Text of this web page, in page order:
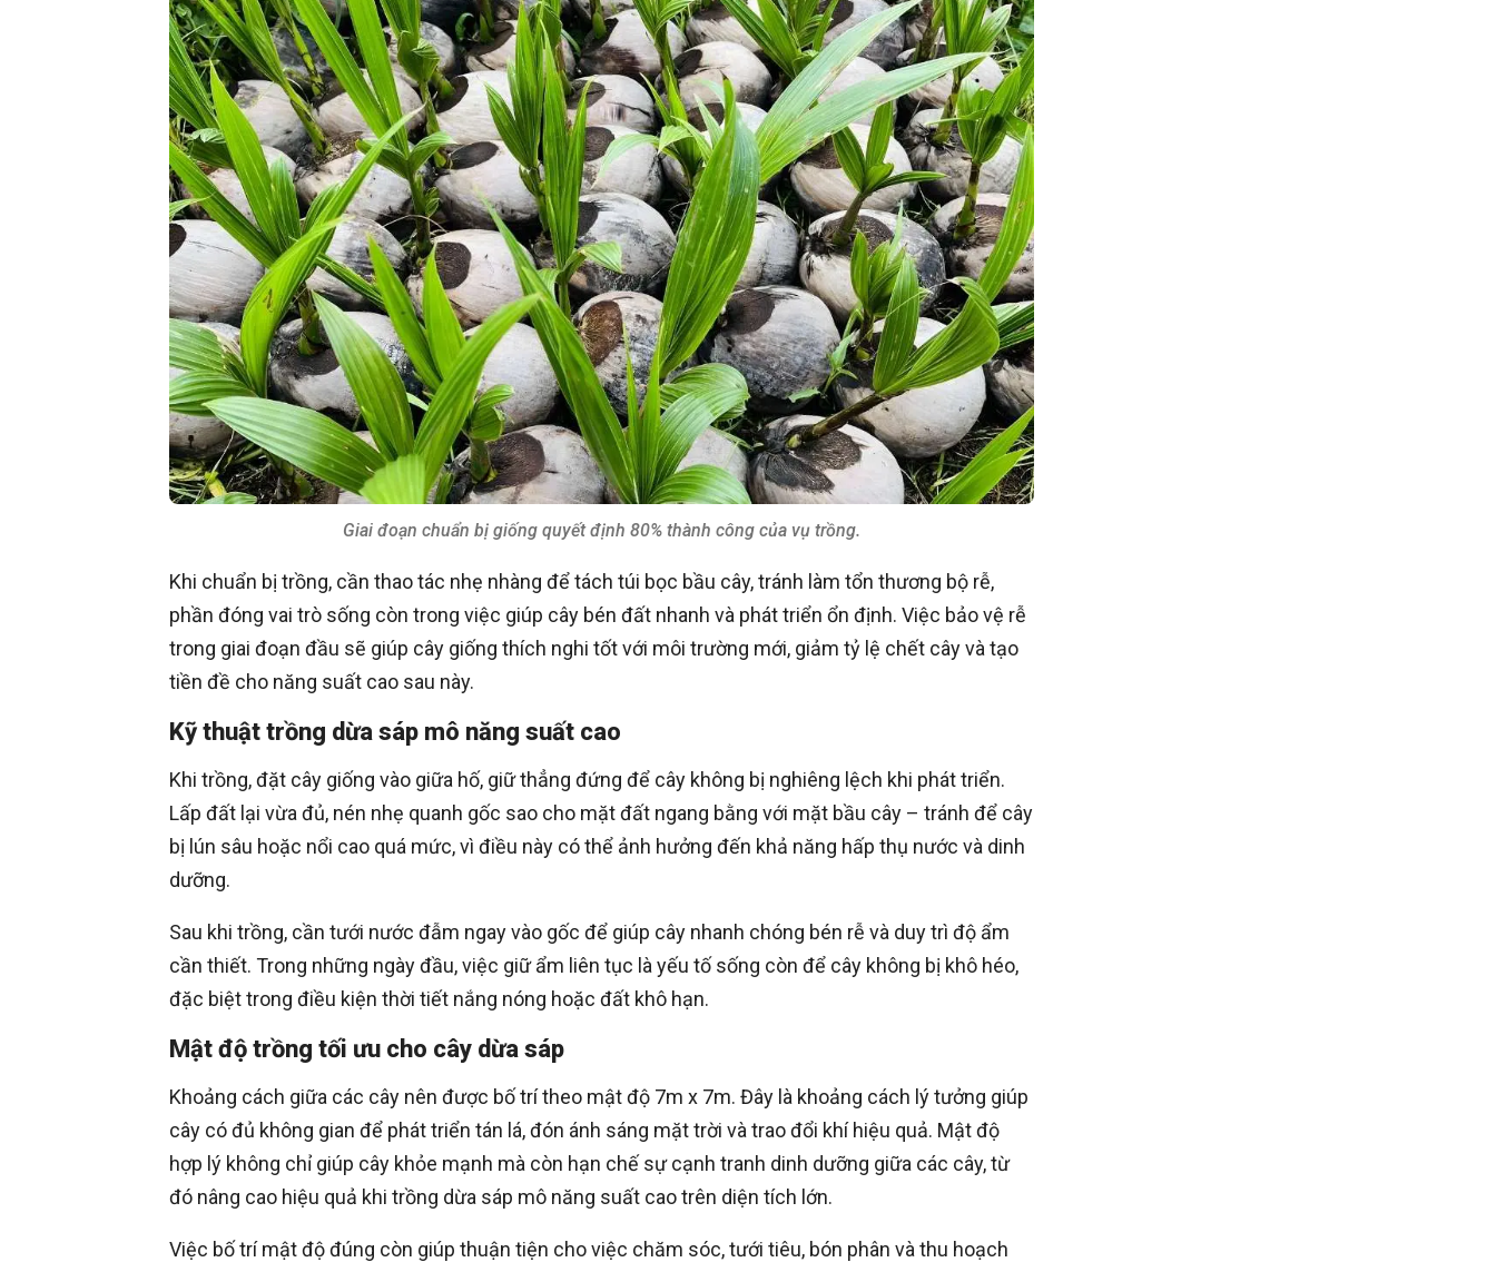
Giai đoạn chuẩn bị giống quyết định 80% thành công của vụ trồng.
Khi chuẩn bị trồng, cần thao tác nhẹ nhàng để tách túi bọc bầu cây, tránh làm tổn thương bộ rễ,
phần đóng vai trò sống còn trong việc giúp cây bén đất nhanh và phát triển ổn định. Việc bảo vệ rễ
trong giai đoạn đầu sẽ giúp cây giống thích nghi tốt với môi trường mới, giảm tỷ lệ chết cây và tạo
tiền đề cho năng suất cao sau này.
Kỹ thuật trồng dừa sáp mô năng suất cao
Khi trồng, đặt cây giống vào giữa hố, giữ thẳng đứng để cây không bị nghiêng lệch khi phát triển.
Lấp đất lại vừa đủ, nén nhẹ quanh gốc sao cho mặt đất ngang bằng với mặt bầu cây – tránh để cây
bị lún sâu hoặc nổi cao quá mức, vì điều này có thể ảnh hưởng đến khả năng hấp thụ nước và dinh
dưỡng.
Sau khi trồng, cần tưới nước đẫm ngay vào gốc để giúp cây nhanh chóng bén rễ và duy trì độ ẩm
cần thiết. Trong những ngày đầu, việc giữ ẩm liên tục là yếu tố sống còn để cây không bị khô héo,
đặc biệt trong điều kiện thời tiết nắng nóng hoặc đất khô hạn.
Mật độ trồng tối ưu cho cây dừa sáp
Khoảng cách giữa các cây nên được bố trí theo mật độ 7m x 7m. Đây là khoảng cách lý tưởng giúp
cây có đủ không gian để phát triển tán lá, đón ánh sáng mặt trời và trao đổi khí hiệu quả. Mật độ
hợp lý không chỉ giúp cây khỏe mạnh mà còn hạn chế sự cạnh tranh dinh dưỡng giữa các cây, từ
đó nâng cao hiệu quả khi trồng dừa sáp mô năng suất cao trên diện tích lớn.
Việc bố trí mật độ đúng còn giúp thuận tiện cho việc chăm sóc, tưới tiêu, bón phân và thu hoạch